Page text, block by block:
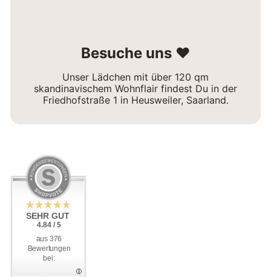
Besuche uns ❤
Unser Lädchen mit über 120 qm
skandinavischem Wohnflair findest Du in der
Friedhofstraße 1 in Heusweiler, Saarland.
SEHR GUT
4.84 / 5
aus 376
Bewertungen
bei: